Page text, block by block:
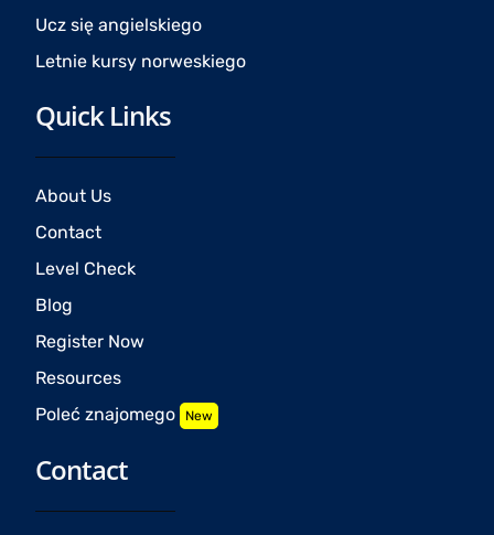
Ucz się angielskiego
Letnie kursy norweskiego
Quick Links
About Us
Contact
Level Check
Blog
Register Now
Resources
Poleć znajomego New
Contact